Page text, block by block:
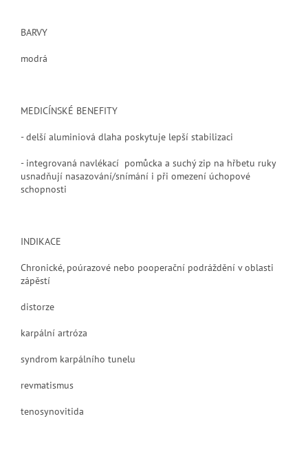
BARVY
modrá
MEDICÍNSKÉ BENEFITY
- delší aluminiová dlaha poskytuje lepší stabilizaci
- integrovaná navlékací pomůcka a suchý zip na hřbetu ruky
usnadňují nasazování/snímání i při omezení úchopové
schopnosti
INDIKACE
Chronické, poúrazové nebo pooperační podráždění v oblasti
zápěstí
distorze
karpální artróza
syndrom karpálního tunelu
revmatismus
tenosynovitida